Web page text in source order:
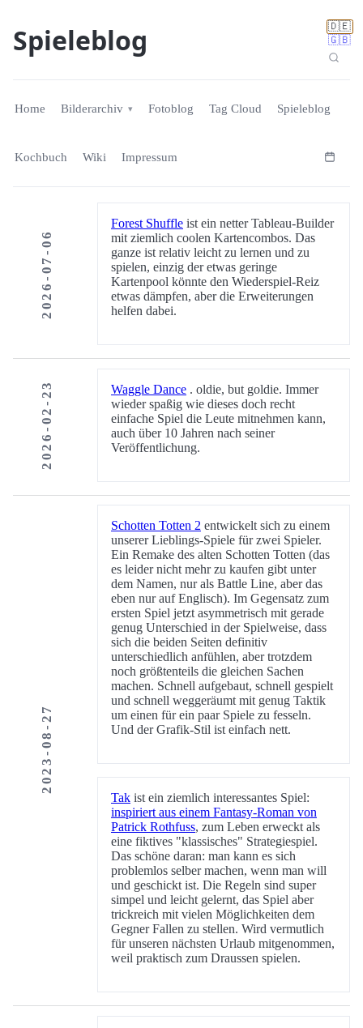
🇩🇪
🇬🇧
Spieleblog
Home Bilderarchiv Fotoblog Tag Cloud Spieleblog
Kochbuch Wiki Impressum
2026-07-06
Forest Shuffle ist ein netter Tableau-Builder
mit ziemlich coolen Kartencombos. Das
ganze ist relativ leicht zu lernen und zu
spielen, einzig der etwas geringe
Kartenpool könnte den Wiederspiel-Reiz
etwas dämpfen, aber die Erweiterungen
helfen dabei.
2026-02-23 Waggle Dance . oldie, but goldie. Immer
wieder spaßig wie dieses doch recht
einfache Spiel die Leute mitnehmen kann,
auch über 10 Jahren nach seiner
Veröffentlichung.
2023-08-27
Schotten Totten 2 entwickelt sich zu einem
unserer Lieblings-Spiele für zwei Spieler.
Ein Remake des alten Schotten Totten (das
es leider nicht mehr zu kaufen gibt unter
dem Namen, nur als Battle Line, aber das
eben nur auf Englisch). Im Gegensatz zum
ersten Spiel jetzt asymmetrisch mit gerade
genug Unterschied in der Spielweise, dass
sich die beiden Seiten definitiv
unterschiedlich anfühlen, aber trotzdem
noch größtenteils die gleichen Sachen
machen. Schnell aufgebaut, schnell gespielt
und schnell weggeräumt mit genug Taktik
um einen für ein paar Spiele zu fesseln.
Und der Grafik-Stil ist einfach nett.
Tak ist ein ziemlich interessantes Spiel:
inspiriert aus einem Fantasy-Roman von
Patrick Rothfuss, zum Leben erweckt als
eine fiktives "klassisches" Strategiespiel.
Das schöne daran: man kann es sich
problemlos selber machen, wenn man will
und geschickt ist. Die Regeln sind super
simpel und leicht gelernt, das Spiel aber
trickreich mit vielen Möglichkeiten dem
Gegner Fallen zu stellen. Wird vermutlich
für unseren nächsten Urlaub mitgenommen,
weil praktisch zum Draussen spielen.